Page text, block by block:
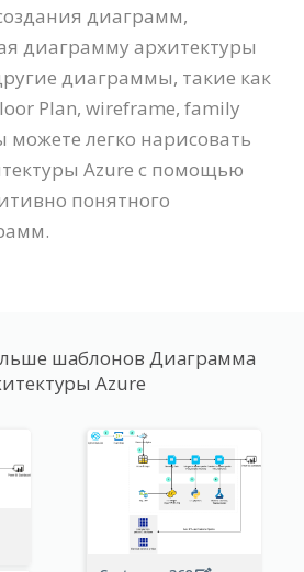
диаграмм,
диаграмму архитектуры
диаграммы, такие как
Plan, wireframe, family
можете легко нарисовать
Azure с помощью
понятного
шаблонов Диаграмма
Azure